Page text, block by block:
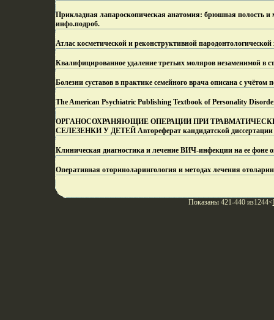
Прикладная лапароскопическая анатомия: брюшная полость
инфо.подроб.
Атлас косметической и реконструктивной
Квалифицированное удаление третьих моляров незаменимой
Болезни суставов в практике семейного врача описана с учётом
The American Psychiatric Publishing Textbook of Personality
ОРГАНОСОХРАНЯЮЩИЕ ОПЕРАЦИИ ПРИ
СЕЛЕЗЕНКИ У ДЕТЕЙ Автореферат кандидатской
Клиническая диагностика и лечение ВИЧ-инфекции на ее фоне
Оперативная оториноларингология и методах лечения
Показаны 421-440 из1244<